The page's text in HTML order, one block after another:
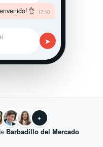
👌 17:10
➤
+
Barbadillo del Mercado